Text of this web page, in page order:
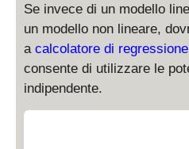
Se invece di un modello
un modello non lineare,
a calcolatore di
consente di utilizzare le
indipendente.